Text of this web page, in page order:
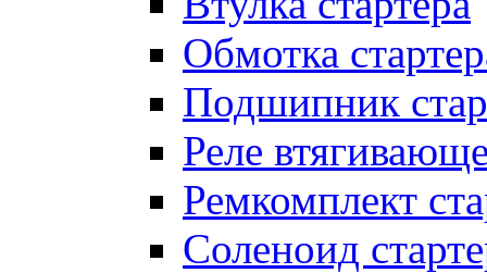
Обмотка
Подшипник
Реле
Ремкомплект
Соленоид